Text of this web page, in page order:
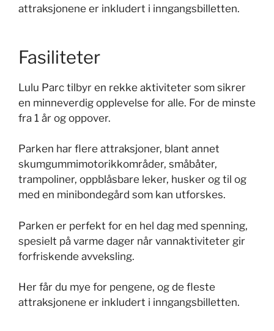
attraksjonene er inkludert i inngangsbilletten.
Fasiliteter
Lulu Parc tilbyr en rekke aktiviteter som sikrer
en minneverdig opplevelse for alle. For de minste
fra 1 år og oppover.
Parken har flere attraksjoner, blant annet
skumgummimotorikkområder, småbåter,
trampoliner, oppblåsbare leker, husker og til og
med en minibondegård som kan utforskes.
Parken er perfekt for en hel dag med spenning,
spesielt på varme dager når vannaktiviteter gir
forfriskende avveksling.
Her får du mye for pengene, og de fleste
attraksjonene er inkludert i inngangsbilletten.